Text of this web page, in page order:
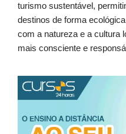
turismo sustentável,
destinos de forma
com a natureza e a cultura
mais consciente e